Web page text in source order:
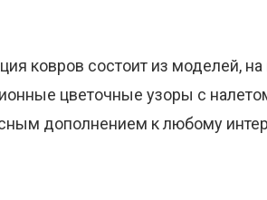
ковров состоит из моделей,
цветочные узоры с
дополнением к любому